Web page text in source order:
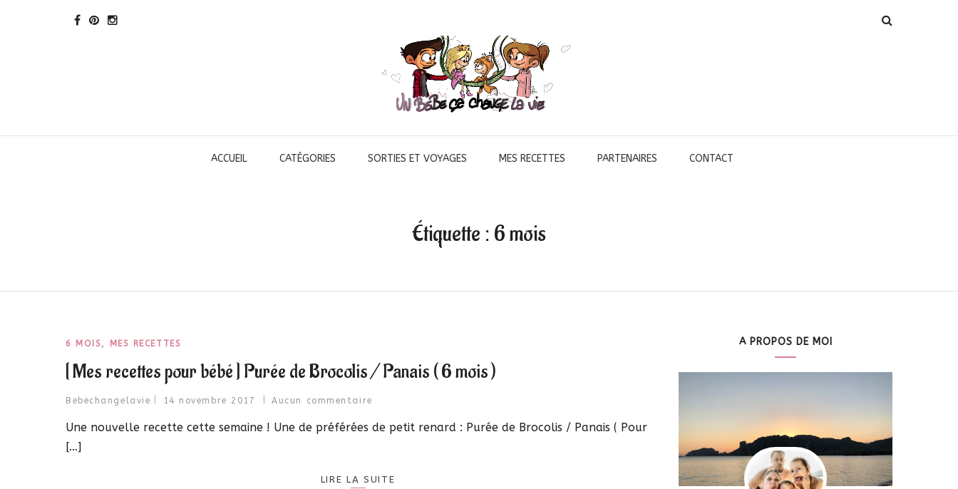
ACCUEIL CATÉGORIES SORTIES ET VOYAGES MES RECETTES PARTENAIRES CONTACT
Étiquette : 6 mois
6 MOIS, MES RECETTES
[ Mes recettes pour bébé ] Purée de Brocolis / Panais ( 6 mois )
Bebechangelavie 14 novembre 2017 Aucun commentaire
Une nouvelle recette cette semaine ! Une de préférées de petit renard : Purée de Brocolis / Panais ( Pour
[…]
LIRE LA SUITE
A PROPOS DE MOI